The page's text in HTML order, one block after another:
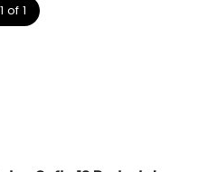
of 1